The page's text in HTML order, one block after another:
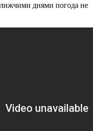
днями погода не